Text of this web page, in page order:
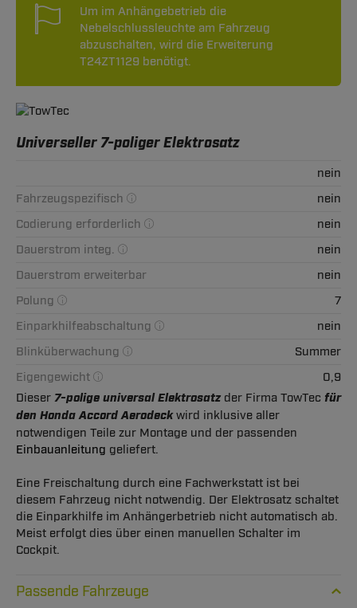
Um im Anhängebetrieb die
Nebelschlussleuchte am Fahrzeug
abzuschalten, wird die Erweiterung
T24ZT1129 benötigt.
Universeller 7-poliger Elektrosatz
nein
Fahrzeugspezifisch
nein
Codierung erforderlich
nein
Dauerstrom integ.
nein
Dauerstrom erweiterbar
nein
Polung
7
Einparkhilfeabschaltung
nein
Blinküberwachung
Summer
Eigengewicht
0,9
Dieser 7-polige universal Elektrosatz der Firma TowTec für
den Honda Accord Aerodeckwird inklusive aller
notwendigen Teile zur Montage und der passenden
Einbauanleitung geliefert.
Eine Freischaltung durch eine Fachwerkstatt ist bei
diesem Fahrzeug nicht notwendig. Der Elektrosatz schaltet
die Einparkhilfe im Anhängerbetrieb nicht automatisch ab.
Meist erfolgt dies über einen manuellen Schalter im
Cockpit.
Passende Fahrzeuge